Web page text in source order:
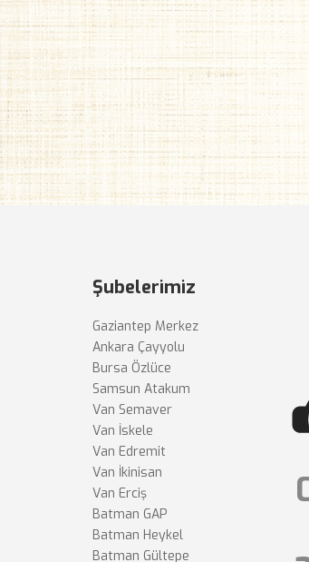
Şubelerimiz
Gaziantep Merkez
Ankara Çayyolu
Bursa Özlüce
Samsun Atakum
Van Semaver
Van İskele
Van Edremit
Van İkinisan
Van Erciş
Batman GAP
Batman Heykel
Batman Gültepe